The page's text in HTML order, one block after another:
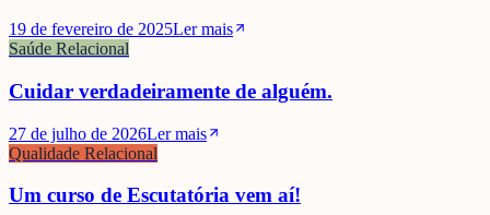
19 de fevereiro de 2025Ler mais
Saúde Relacional
Cuidar verdadeiramente de alguém.
27 de julho de 2026Ler mais
Qualidade Relacional
Um curso de Escutatória vem aí!